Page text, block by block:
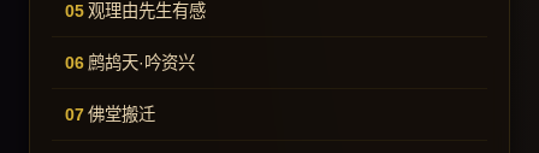
观理由先生有感
鹧鸪天·吟资兴
佛堂搬迁